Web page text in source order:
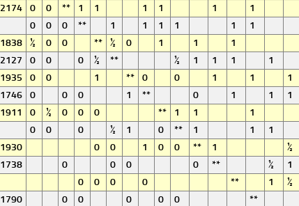
2174 0 0 ** 1 1 1 1 1 1
0 0 0 ** 1 1 1 1 1 1
1838 ½ 0 0 ** ½ 0 1 1 1
2127 0 0 0 ½ ** ½ 1 1 1 1
1935 0 0 1 ** 0 0 1 1 1
1746 0 0 0 1 ** 0 1 1 1
1911 0 ½ 0 0 0 ** 1 1 1
0 0 0 ½ 1 0 ** 1 1 1
1930 0 0 1 0 0 ** 1 ½
1738 0 0 0 0 ** ½ 1
0 0 0 0 ** 1 ½
1790 0 0 0 0 0 **